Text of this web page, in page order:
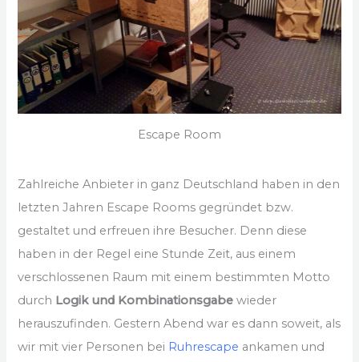
Escape Room
Zahlreiche Anbieter in ganz Deutschland haben in den
letzten Jahren Escape Rooms gegründet bzw.
gestaltet und erfreuen ihre Besucher. Denn diese
haben in der Regel eine Stunde Zeit, aus einem
verschlossenen Raum mit einem bestimmten Motto
durch Logik und Kombinationsgabe wieder
herauszufinden. Gestern Abend war es dann soweit, als
wir mit vier Personen bei Ruhrescape ankamen und